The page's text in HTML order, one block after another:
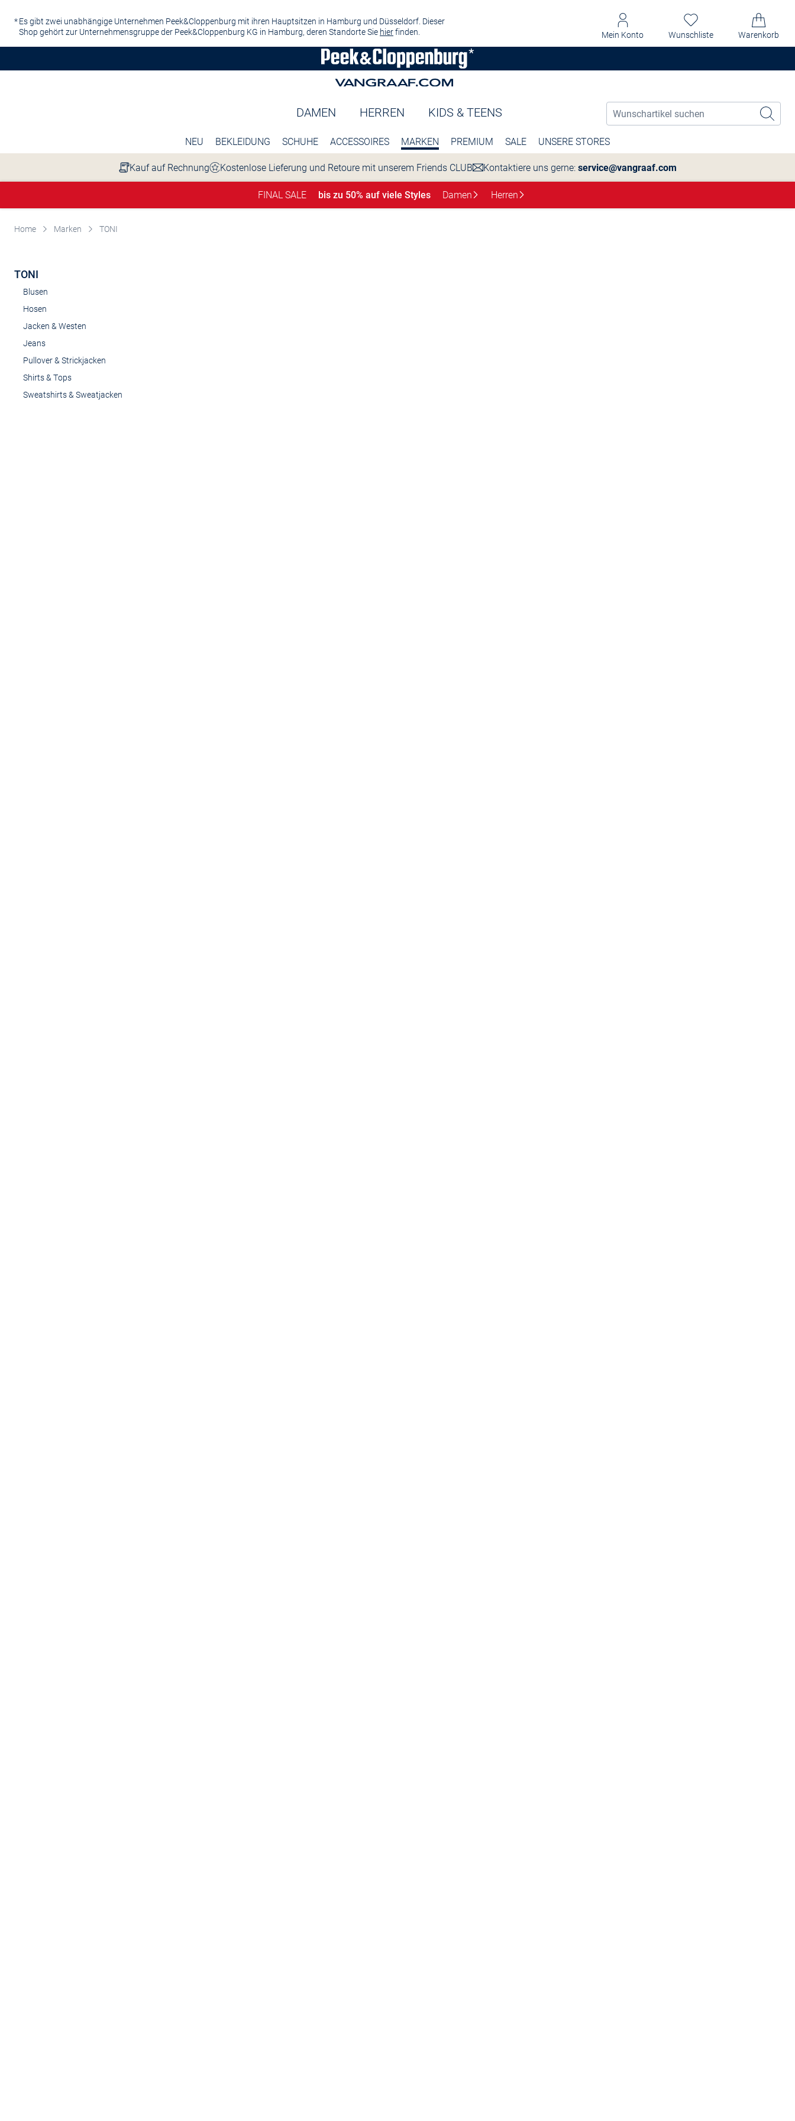
Es gibt zwei unabhängige Unternehmen Peek&Cloppenburg mit ihren Hauptsitzen in Hamburg und Düsseldorf. Dieser
Shop gehört zur Unternehmensgruppe der Peek&Cloppenburg KG in Hamburg, deren Standorte Sie hierfinden. Mein Konto Wunschliste Warenkorb
DAMEN HERREN KIDS & TEENS
NEU BEKLEIDUNG SCHUHE ACCESSOIRES MARKEN PREMIUM SALE UNSERE STORES
Kauf auf Rechnung Kostenlose Lieferung und Retoure mit unserem Friends CLUB Kontaktiere uns gerne: service@vangraaf.com
FINAL SALE bis zu 50% auf viele Styles Damen Herren
Home Marken TONI
TONI
Blusen
Hosen
Jacken & Westen
Jeans
Pullover & Strickjacken
Shirts & Tops
Sweatshirts & Sweatjacken